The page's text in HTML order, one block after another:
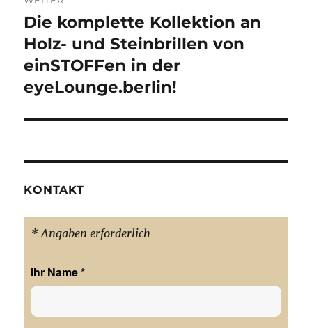
Nächster
Beitrag:
Die komplette Kollektion an
Holz- und Steinbrillen von
einSTOFFen in der
eyeLounge.berlin!
KONTAKT
* Angaben erforderlich
Ihr Name*